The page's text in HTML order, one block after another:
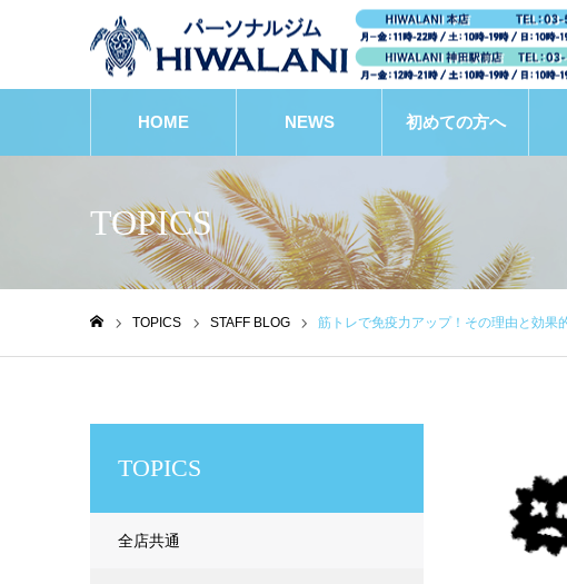
HOME NEWS 初めての方へ
TOPICS
TOPICS STAFF BLOG 筋トレで免疫力アップ！その理由と効果
TOPICS
全店共通